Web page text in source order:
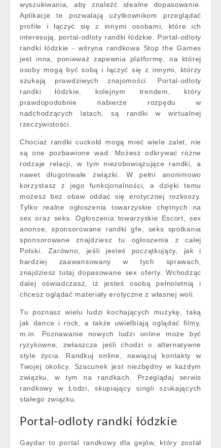
wyszukiwania, aby znaleźć idealne dopasowanie.
Aplikacje te pozwalają użytkownikom przeglądać
profile i łączyć się z innymi osobami, które ich
interesują, portal-odloty randki łódzkie. Portal-odloty
randki łódzkie - witryna randkowa Stop the Games
jest inna, ponieważ zapewnia platformę, na której
osoby mogą być sobą i łączyć się z innymi, którzy
szukają prawdziwych znajomości. Portal-odloty
randki łódzkie, kolejnym trendem, który
prawdopodobnie nabierze rozpędu w
nadchodzących latach, są randki w wirtualnej
rzeczywistości.
Chociaż randki cuckold mogą mieć wiele zalet, nie
są one pozbawione wad. Możesz odkrywać różne
rodzaje relacji, w tym niezobowiązujące randki, a
nawet długotrwałe związki. W pełni anonimowo
korzystasz z jego funkcjonalności, a dzięki temu
możesz bez obaw oddać się erotycznej rozkoszy.
Tylko realne ogłoszenia towarzyskie chętnych na
sex oraz seks. Ogłoszenia towarzyskie Escort, sex
anonse, sponsorowane randki gfe, seks spotkania
sponsorowane znajdziesz tu ogłoszenia z całej
Polski. Zarówno, jeśli jesteś początkujący, jak i
bardziej zaawansowany w tych sprawach,
znajdziesz tutaj dopasowane sex oferty. Wchodząc
dalej oświadczasz, iż jesteś osobą pełnoletnią i
chcesz oglądać materiały erotyczne z własnej woli.
Tu poznasz wielu ludzi kochających muzykę, taką
jak dance i rock, a także uwielbiają oglądać filmy,
m.in. Poznawanie nowych ludzi online może być
ryzykowne, zwłaszcza jeśli chodzi o alternatywne
style życia. Randkuj online, nawiązuj kontakty w
Twojej okolicy. Szacunek jest niezbędny w każdym
związku, w tym na randkach. Przeglądaj serwis
randkowy w Łodzi, skupiający singli szukających
stałego związku.
Portal-odloty randki łódzkie
Gaydar to portal randkowy dla gejów, który został